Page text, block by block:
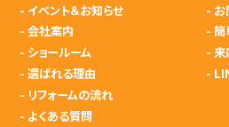
- イベント＆お知らせ
- 会社案内
- ショールーム
- 選ばれる理由
- リフォームの流れ
- よくある質問
- お
-簡
-来
-